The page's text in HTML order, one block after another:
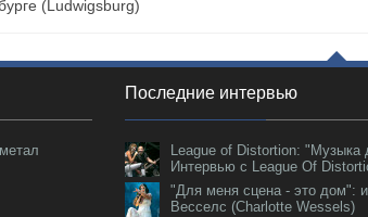
(Ludwigsburg)
Последние интервью
League of Distortion: "Музыка
Интервью с League Of
"Для меня сцена - это дом":
Весселс (Charlotte Wessels)